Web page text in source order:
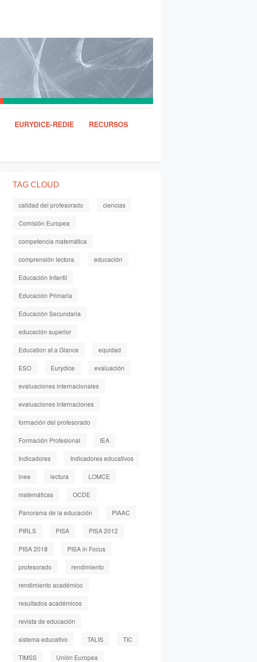
EURYDICE-REDIE
RECURSOS
TAG CLOUD
calidad del profesorado ciencias
Comisión Europea
competencia matemática
comprensión lectora educación
Educación Infantil
Educación Primaria
Educación Secundaria
educación superior
Education at a Glance equidad
ESO Eurydice evaluación
evaluaciones internacionales
evaluaciones internaciones
formación del profesorado
Formación Profesional IEA
Indicadores Indicadores educativos
inee lectura LOMCE
matemáticas OCDE
Panorama de la educación PIAAC
PIRLS PISA PISA 2012
PISA 2018 PISA in Focus
profesorado rendimiento
rendimiento académico
resultados académicos
revista de educación
sistema educativo TALIS TIC
TIMSS Unión Europea